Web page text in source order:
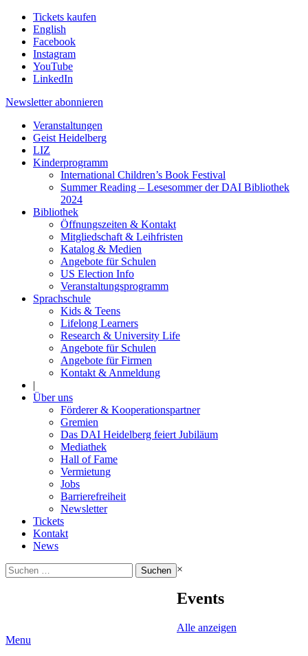
Tickets kaufen
English
Facebook
Instagram
YouTube
LinkedIn
Newsletter abonnieren
Veranstaltungen
Geist Heidelberg
LIZ
Kinderprogramm
International Children’s Book Festival
Summer Reading – Lesesommer der DAI Bibliothek
2024
Bibliothek
Öffnungszeiten & Kontakt
Mitgliedschaft & Leihfristen
Katalog & Medien
Angebote für Schulen
US Election Info
Veranstaltungsprogramm
Sprachschule
Kids & Teens
Lifelong Learners
Research & University Life
Angebote für Schulen
Angebote für Firmen
Kontakt & Anmeldung
|
Über uns
Förderer & Kooperationspartner
Gremien
Das DAI Heidelberg feiert Jubiläum
Mediathek
Hall of Fame
Vermietung
Jobs
Barrierefreiheit
Newsletter
Tickets
Kontakt
News
Suchen
nach:
×
Events
Alle anzeigen
Menu